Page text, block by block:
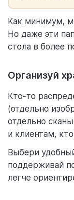
Как минимум,
Но даже эти
стола в более
Организуй
Кто-то
(отдельно
отдельно
и клиентам,
Выбери
поддерживай
легче